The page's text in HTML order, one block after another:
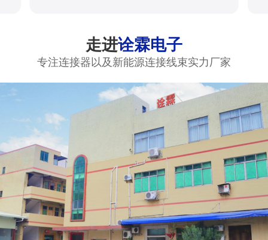
走进诠霖电子
专注连接器以及新能源连接线束实力厂家